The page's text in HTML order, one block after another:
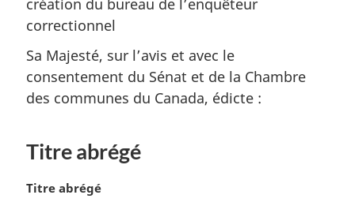
création du bureau de l’enquêteur
correctionnel
Sa Majesté, sur l’avis et avec le
consentement du Sénat et de la Chambre
des communes du Canada, édicte :
Titre abrégé
N
Titre abrégé